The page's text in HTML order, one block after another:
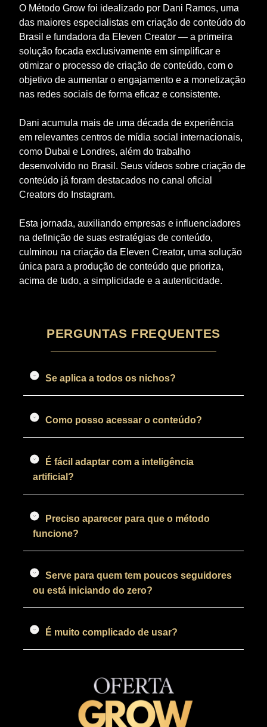
O Método Grow foi idealizado por Dani Ramos, uma
das maiores especialistas em criação de conteúdo do
Brasil e fundadora da Eleven Creator — a primeira
solução focada exclusivamente em simplificar e
otimizar o processo de criação de conteúdo, com o
objetivo de aumentar o engajamento e a monetização
nas redes sociais de forma eficaz e consistente.
Dani acumula mais de uma década de experiência
em relevantes centros de mídia social internacionais,
como Dubai e Londres, além do trabalho
desenvolvido no Brasil. Seus vídeos sobre criação de
conteúdo já foram destacados no canal oficial
Creators do Instagram.
Esta jornada, auxiliando empresas e influenciadores
na definição de suas estratégias de conteúdo,
culminou na criação da Eleven Creator, uma solução
única para a produção de conteúdo que prioriza,
acima de tudo, a simplicidade e a autenticidade.
PERGUNTAS FREQUENTES
Se aplica a todos os nichos?
Como posso acessar o conteúdo?
É fácil adaptar com a inteligência
artificial?
Preciso aparecer para que o método
funcione?
Serve para quem tem poucos seguidores
ou está iniciando do zero?
É muito complicado de usar?